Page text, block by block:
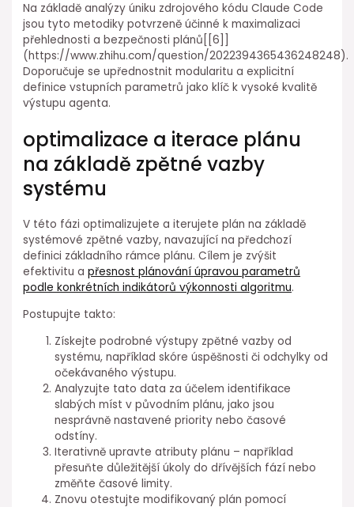
Na základě analýzy úniku zdrojového kódu Claude Code
jsou tyto⁤ metodiky potvrzeně účinné k maximalizaci
přehlednosti a bezpečnosti plánů[[6]]
(https://www.zhihu.com/question/2022394365436248248).
Doporučuje se upřednostnit⁤ modularitu a explicitní
definice vstupních parametrů jako klíč k vysoké kvalitě
výstupu agenta.
optimalizace a iterace plánu
⁤na základě zpětné vazby
systému
V této fázi optimalizujete a iterujete plán na základě
systémové zpětné vazby, navazující na předchozí
definici základního rámce plánu. Cílem je zvýšit
efektivitu a⁤přesnost plánování úpravou parametrů
podle konkrétních indikátorů výkonnosti algoritmu.
Postupujte takto:
Získejte podrobné výstupy zpětné vazby od
systému, ⁢například skóre úspěšnosti ⁢či odchylky od
očekávaného výstupu.
Analyzujte tato data za účelem identifikace
slabých míst v původním plánu, jako jsou
nesprávně ⁣nastavené priority ⁣nebo časové
odstíny.
Iterativně upravte atributy plánu⁢ – například
přesuňte důležitější úkoly⁣ do dřívějších fází nebo
změňte časové limity.
Znovu otestujte modifikovaný plán pomocí